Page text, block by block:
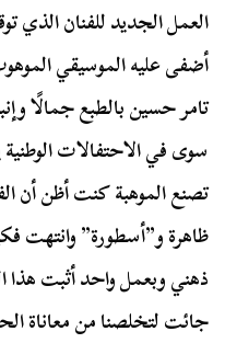
العمل الجديد للفنان الذي
أضفى عليه الموسيقي
تامر حسين بالطبع جمالًا
سوى في الاحتفالات
تصنع الموهبة كنت أظن أن
ظاهرة و”أسطورة”
ذهني وبعمل واحد أثبت هذا
جائت لتخلصنا من معاناة